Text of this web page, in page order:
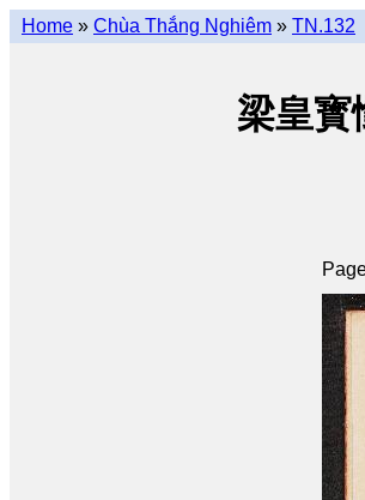
Home » Chùa Thắng Nghiêm » TN.132
梁皇